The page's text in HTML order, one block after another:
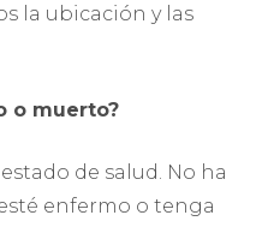
la ubicación y las
o muerto?
de salud. No ha
enfermo o tenga